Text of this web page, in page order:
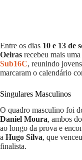
Entre os dias 10 e 13 de
Oeiras recebeu mais
Sub16C, reunindo
marcaram o calendário
Singulares Masculinos
O quadro masculino foi
Daniel Moura, ambos
ao longo da prova e
a Hugo Silva, que
finalista.